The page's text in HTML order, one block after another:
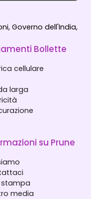
Governo dell'India,
Bollette
cellulare
larga
su Prune
stampa
media